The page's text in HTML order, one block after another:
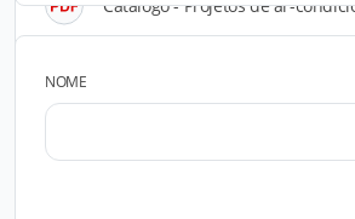
Catálogo - Projetos de ar-
NOME